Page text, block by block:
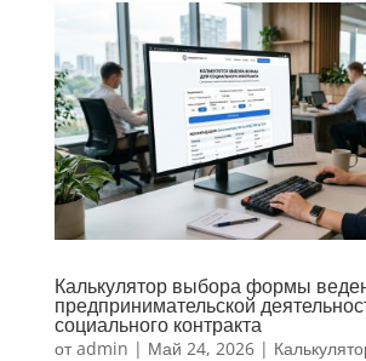
Калькулятор выбора формы
предпринимательской
социального контракта
отadmin | Май 24, 2026|